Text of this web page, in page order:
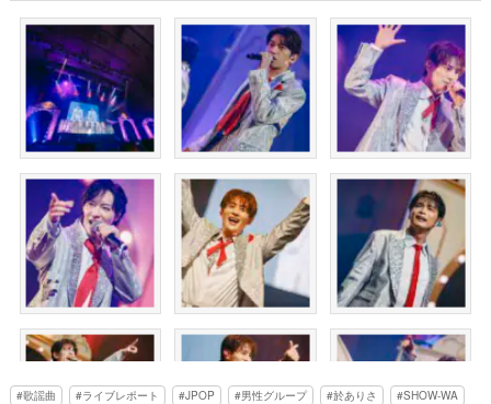
歌謡曲 ライブレポート JPOP 男性グループ 於ありさ SHOW-WA